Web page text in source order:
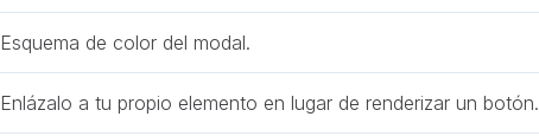
Esquema de color del modal.
Enlázalo a tu propio elemento en lugar de renderizar un botón.